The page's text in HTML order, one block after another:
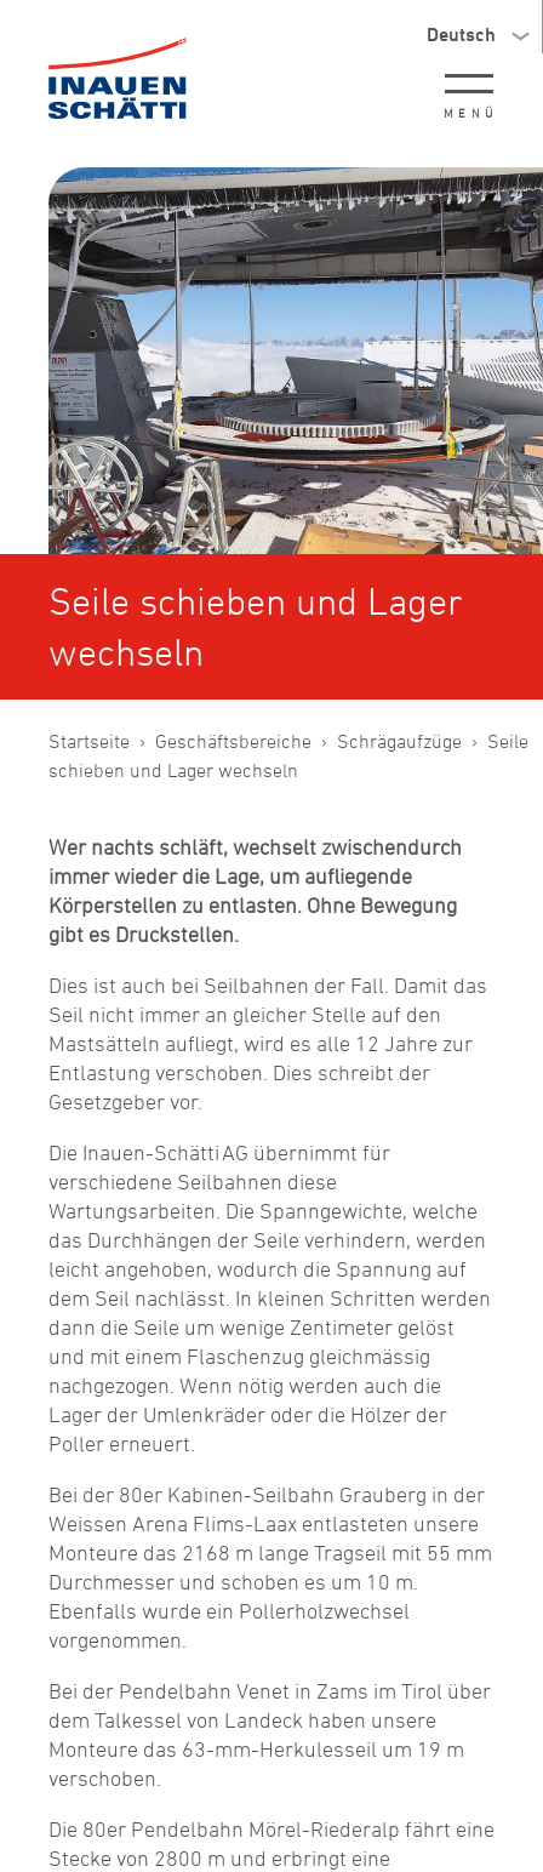
Deutsch
MENÜ
Seile schieben und Lager
wechseln
Startseite Geschäftsbereiche Schrägaufzüge
Seile
schieben und Lager wechseln
Wer nachts schläft, wechselt zwischendurch
immer wieder die Lage, um aufliegende
Körperstellen zu entlasten. Ohne Bewegung
gibt es Druckstellen.
Dies ist auch bei Seilbahnen der Fall. Damit das
Seil nicht immer an gleicher Stelle auf den
Mastsätteln aufliegt, wird es alle 12 Jahre zur
Entlastung verschoben. Dies schreibt der
Gesetzgeber vor.
Die Inauen-Schätti AG übernimmt für
verschiedene Seilbahnen diese
Wartungsarbeiten. Die Spanngewichte, welche
das Durchhängen der Seile verhindern, werden
leicht angehoben, wodurch die Spannung auf
dem Seil nachlässt. In kleinen Schritten werden
dann die Seile um wenige Zentimeter gelöst
und mit einem Flaschenzug gleichmässig
nachgezogen. Wenn nötig werden auch die
Lager der Umlenkräder oder die Hölzer der
Poller erneuert.
Bei der 80er Kabinen-Seilbahn Grauberg in der
Weissen Arena Flims-Laax entlasteten unsere
Monteure das 2168 m lange Tragseil mit 55 mm
Durchmesser und schoben es um 10 m.
Ebenfalls wurde ein Pollerholzwechsel
vorgenommen.
Bei der Pendelbahn Venet in Zams im Tirol über
dem Talkessel von Landeck haben unsere
Monteure das 63-mm-Herkulesseil um 19 m
verschoben.
Die 80er Pendelbahn Mörel-Riederalp fährt eine
Stecke von 2800 m und erbringt eine